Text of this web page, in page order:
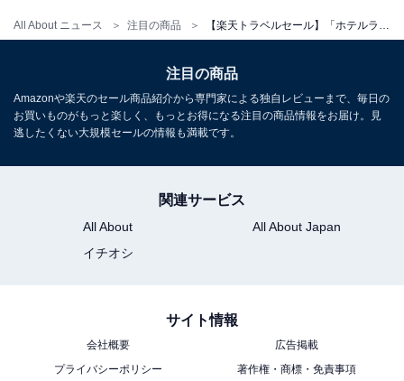
All About ニュース 注目の商品
注目の商品
Amazonや楽天のセール商品紹介から専門家による独自レビューまで、毎日の
お買いものがもっと楽しく、もっとお得になる注目の商品情報をお届け。見
逃したくない大規模セールの情報も満載です。
関連サービス
All About
All About Japan
イチオシ
サイト情報
会社概要
広告掲載
プライバシーポリシー
著作権・商標・免責事項